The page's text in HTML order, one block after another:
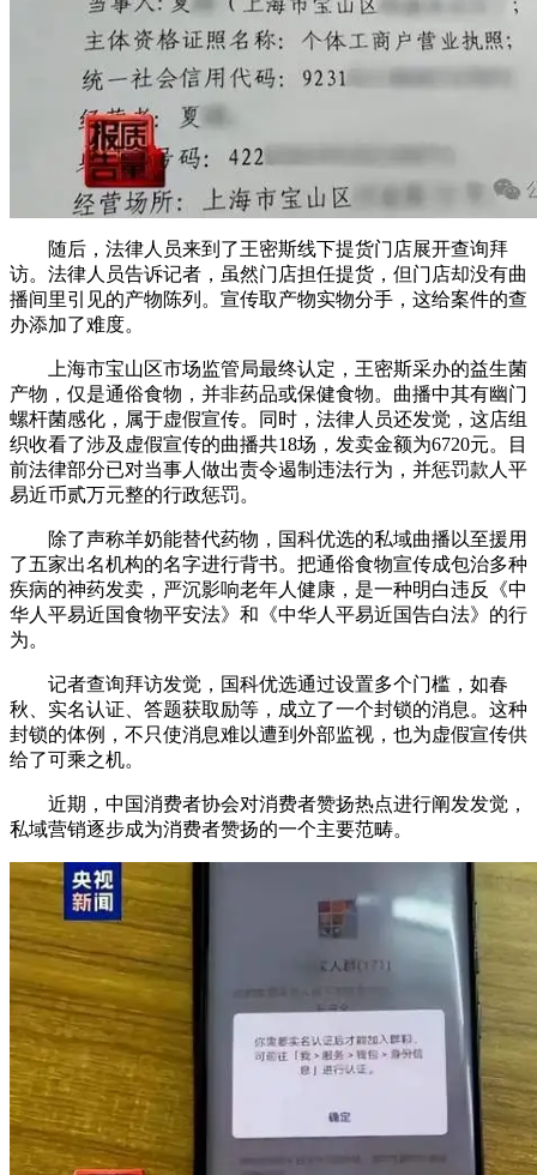
随后，法律人员来到了王密斯线下提货门店展开查询拜
访。法律人员告诉记者，虽然门店担任提货，但门店却没有曲
播间里引见的产物陈列。宣传取产物实物分手，这给案件的查
办添加了难度。
上海市宝山区市场监管局最终认定，王密斯采办的益生菌
产物，仅是通俗食物，并非药品或保健食物。曲播中其有幽门
螺杆菌感化，属于虚假宣传。同时，法律人员还发觉，这店组
织收看了涉及虚假宣传的曲播共18场，发卖金额为6720元。目
前法律部分已对当事人做出责令遏制违法行为，并惩罚款人平
易近币贰万元整的行政惩罚。
除了声称羊奶能替代药物，国科优选的私域曲播以至援用
了五家出名机构的名字进行背书。把通俗食物宣传成包治多种
疾病的神药发卖，严沉影响老年人健康，是一种明白违反《中
华人平易近国食物平安法》和《中华人平易近国告白法》的行
为。
记者查询拜访发觉，国科优选通过设置多个门槛，如春
秋、实名认证、答题获取励等，成立了一个封锁的消息。这种
封锁的体例，不只使消息难以遭到外部监视，也为虚假宣传供
给了可乘之机。
近期，中国消费者协会对消费者赞扬热点进行阐发发觉，
私域营销逐步成为消费者赞扬的一个主要范畴。